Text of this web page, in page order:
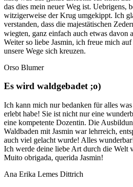
das dies mein neuer Weg ist. Uebrigens,
witzigerweise der Krug umgekippt. Ich
verstanden, dass die majestätischen
wiegten, ganz einfach auch etwas davon
Weiter so liebe Jasmin, ich freue mich
unsere Wege sich kreuzen.
Orso Blumer
Es wird waldgebadet ;o)
Ich kann mich nur bedanken für alles
erlebt habe! Sie ist nicht nur eine
eine kompetente Dozentin. Die
Waldbaden mit Jasmin war lehrreich,
auch viel gelacht wurde! Alles
Ich werde deine liebe Art durch die Welt
Muito obrigada, querida Jasmin!
Ana Erika Lemes Dittrich